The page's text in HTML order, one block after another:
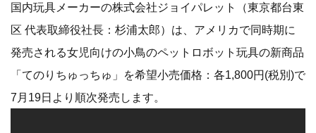
国内玩具メーカーの株式会社ジョイパレット（東京都台東
区 代表取締役社長：杉浦太郎）は、アメリカで同時期に
発売される女児向けの小鳥のペットロボット玩具の新商品
「てのりちゅっちゅ」を希望小売価格：各1,800円(税別)で
7月19日より順次発売します。